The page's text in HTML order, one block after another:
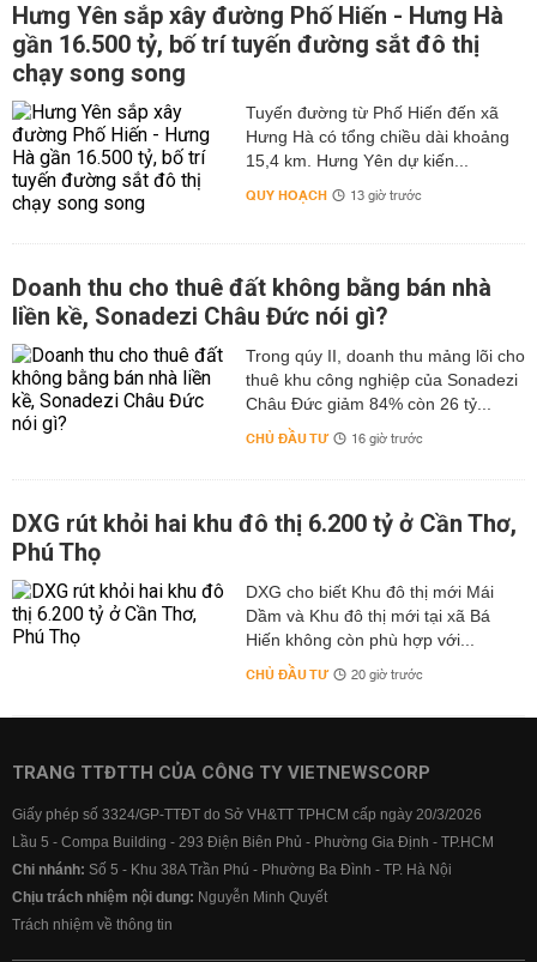
Hưng Yên sắp xây đường Phố Hiến - Hưng Hà
gần 16.500 tỷ, bố trí tuyến đường sắt đô thị
chạy song song
Tuyến đường từ Phố Hiến đến xã
Hưng Hà có tổng chiều dài khoảng
15,4 km. Hưng Yên dự kiến...
QUY HOẠCH 13 giờ trước
Doanh thu cho thuê đất không bằng bán nhà
liền kề, Sonadezi Châu Đức nói gì?
Trong qúy II, doanh thu mảng lõi cho
thuê khu công nghiệp của Sonadezi
Châu Đức giảm 84% còn 26 tỷ...
CHỦ ĐẦU TƯ 16 giờ trước
DXG rút khỏi hai khu đô thị 6.200 tỷ ở Cần Thơ,
Phú Thọ
DXG cho biết Khu đô thị mới Mái
Dầm và Khu đô thị mới tại xã Bá
Hiến không còn phù hợp với...
CHỦ ĐẦU TƯ 20 giờ trước
TRANG TTĐTTH CỦA CÔNG TY VIETNEWSCORP
Giấy phép số 3324/GP-TTĐT do Sở VH&TT TPHCM cấp ngày 20/3/2026
Lầu 5 - Compa Building - 293 Điện Biên Phủ - Phường Gia Định - TP.HCM
Chi nhánh: Số 5 - Khu 38A Trần Phú - Phường Ba Đình - TP. Hà Nội
Chịu trách nhiệm nội dung: Nguyễn Minh Quyết
Trách nhiệm về thông tin